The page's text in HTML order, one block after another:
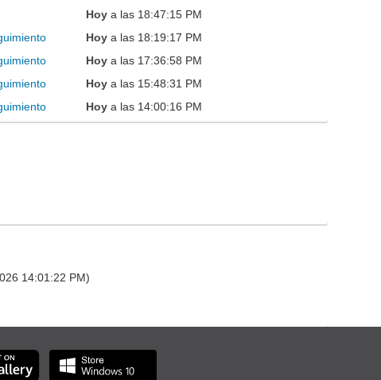
Hoy a las 18:47:15 PM
Hoy a las 18:19:17 PM
Hoy a las 17:36:58 PM
Hoy a las 15:48:31 PM
Hoy a las 14:00:16 PM
14:01:22 PM)